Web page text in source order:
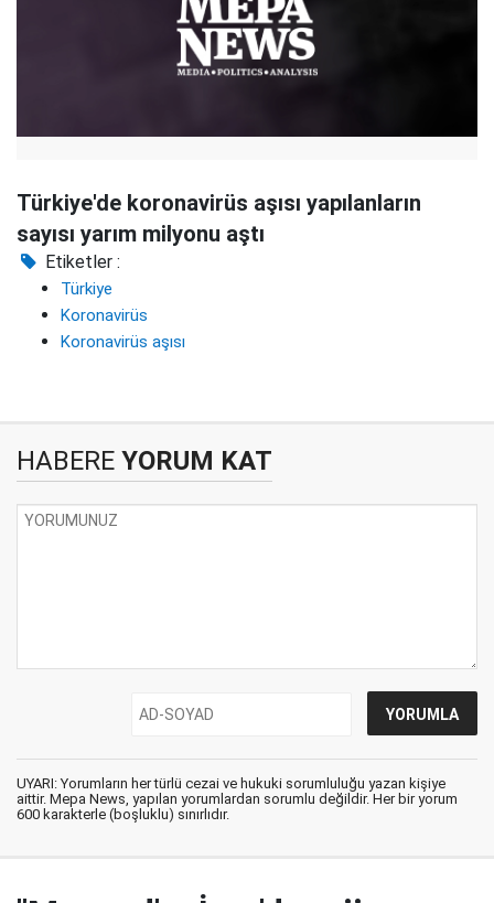
Türkiye'de koronavirüs aşısı yapılanların
sayısı yarım milyonu aştı
Etiketler :
Türkiye
Koronavirüs
Koronavirüs aşısı
HABERE YORUM KAT
UYARI: Yorumların her türlü cezai ve hukuki sorumluluğu yazan kişiye
aittir. Mepa News, yapılan yorumlardan sorumlu değildir. Her bir yorum
600 karakterle (boşluklu) sınırlıdır.